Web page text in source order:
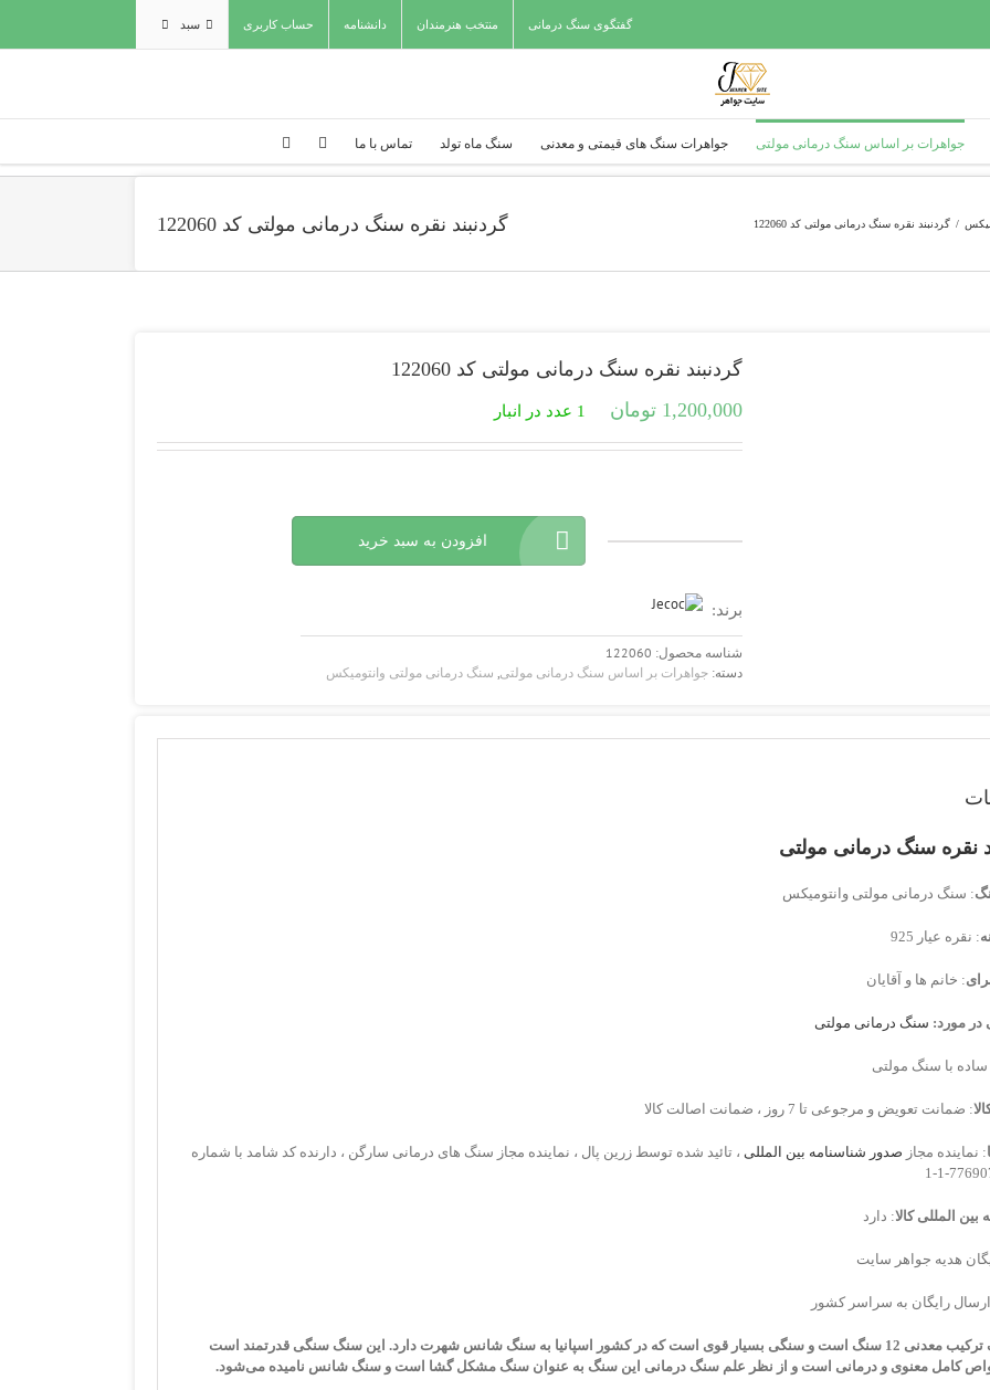
گفتگوی سنگ درمانی منتخب هنرمندان دانشنامه حساب کاربری سبد
جواهرات بر اساس سنگ درمانی مولتی جواهرات سنگ های قیمتی و معدنی سنگ ماه تولد تماس با ما
گردنبند نقره سنگ درمانی مولتی کد 122060 / گردنبند نقره سنگ درمانی مولتی کد 122060
گردنبند نقره سنگ درمانی مولتی کد 122060
1,200,000 تومان 1 عدد در انبار
درمانی
مولتی
کد
122060
افزودن به سبد خرید
برند:
شناسه محصول: 122060
دسته: جواهرات بر اساس سنگ درمانی مولتی, سنگ درمانی مولتی وانتومیکس
نقره سنگ درمانی مولتی
: سنگ درمانی مولتی وانتومیکس
: نقره عیار 925
: خانم ها و آقایان
در مورد: سنگ درمانی مولتی
ساده با سنگ مولتی
: ضمانت تعویض و مرجوعی تا 7 روز ، ضمانت اصالت کالا
: نماینده مجاز صدور شناسنامه بین المللی ، تائید شده توسط زرین پال ، نماینده مجاز سنگ های درمانی سارگن ، دارنده کد شامد با شماره
بین المللی کالا: دارد
هدیه جواهر سایت
رایگان به سراسر کشور
این سنگ ترکیب معدنی 12 سنگ است و سنگی بسیار قوی است که در کشور اسپانیا به سنگ شانس شهرت دارد. این سنگ سنگی قدرتمند است
کامل معنوی و درمانی است و از نظر علم سنگ درمانی این سنگ به عنوان سنگ مشکل گشا است و سنگ شانس نامیده می‌شود.